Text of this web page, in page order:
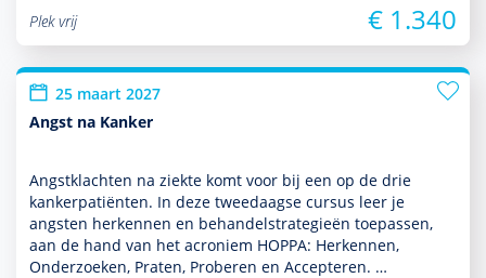
Plek vrij € 1.340
25 maart 2027
Angst na Kanker
Angstklachten na ziekte komt voor bij een op de drie
kankerpatiënten. In deze tweedaagse cursus leer je
angsten herkennen en behan­delstrategieën toe­pas­sen,
aan de hand van het acroniem HOPPA: Herkennen,
Onderzoeken, Praten, Proberen en Accepteren. …